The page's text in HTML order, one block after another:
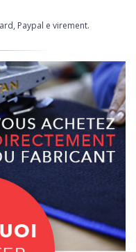
Paypal e virement.